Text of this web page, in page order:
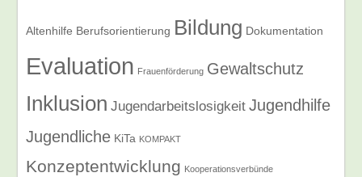
Altenhilfe Berufsorientierung Bildung Dokumentation
Evaluation Frauenförderung Gewaltschutz
Inklusion Jugendarbeitslosigkeit Jugendhilfe
Jugendliche KiTa KOMPAKT
Konzeptentwicklung Kooperationsverbünde